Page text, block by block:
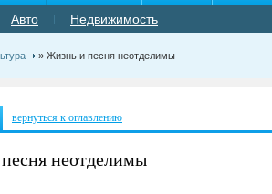
Авто Недвижимость
» Жизнь и песня неотделимы
вернуться к оглавлению
неотделимы